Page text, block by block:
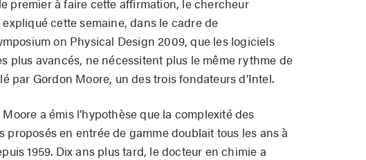
cette semaine, dans le cadre de
on Physical Design 2009, que les logiciels
plus avancés, ne nécessitent plus le même rythme de
par Gordon Moore, un des trois fondateurs d’Intel.
Moore a émis l’hypothèse que la complexité des
proposés en entrée de gamme doublait tous les ans à
1959. Dix ans plus tard, le docteur en chimie a